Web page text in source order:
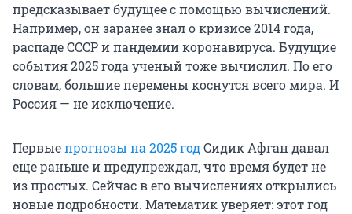
предсказывает будущее с помощью вычислений.
Например, он заранее знал о кризисе 2014 года,
распаде СССР и пандемии коронавируса. Будущие
события 2025 года ученый тоже вычислил. По его
словам, большие перемены коснутся всего мира. И
Россия — не исключение.
Первыепрогнозы на 2025 годСидик Афган давал
еще раньше и предупреждал, что время будет не
из простых. Сейчас в его вычислениях открылись
новые подробности. Математик уверяет: этот год